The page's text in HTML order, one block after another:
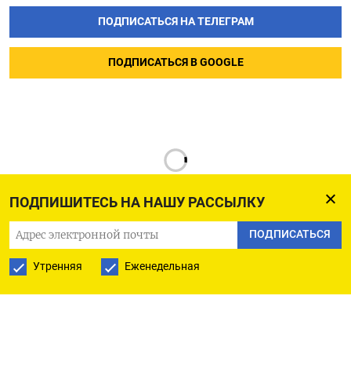
ПОДПИШИТЕСЬ НА НАШУ РАССЫЛКУ
ПОДПИСАТЬСЯ
Утренняя Еженедельная
ПОДПИСАТЬСЯ НА ТЕЛЕГРАМ
ПОДПИСАТЬСЯ В GOOGLE
ПОДПИШИТЕСЬ НА НАШУ РАССЫЛКУ